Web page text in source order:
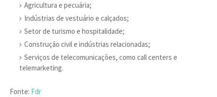
Agricultura e pecuária;
Indústrias de vestuário e calçados;
Setor de turismo e hospitalidade;
Construção civil e indústrias relacionadas;
Serviços de telecomunicações, como call centers e
telemarketing.
Fonte: Fdr